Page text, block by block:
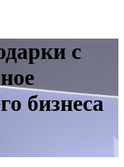
с
бизнеса